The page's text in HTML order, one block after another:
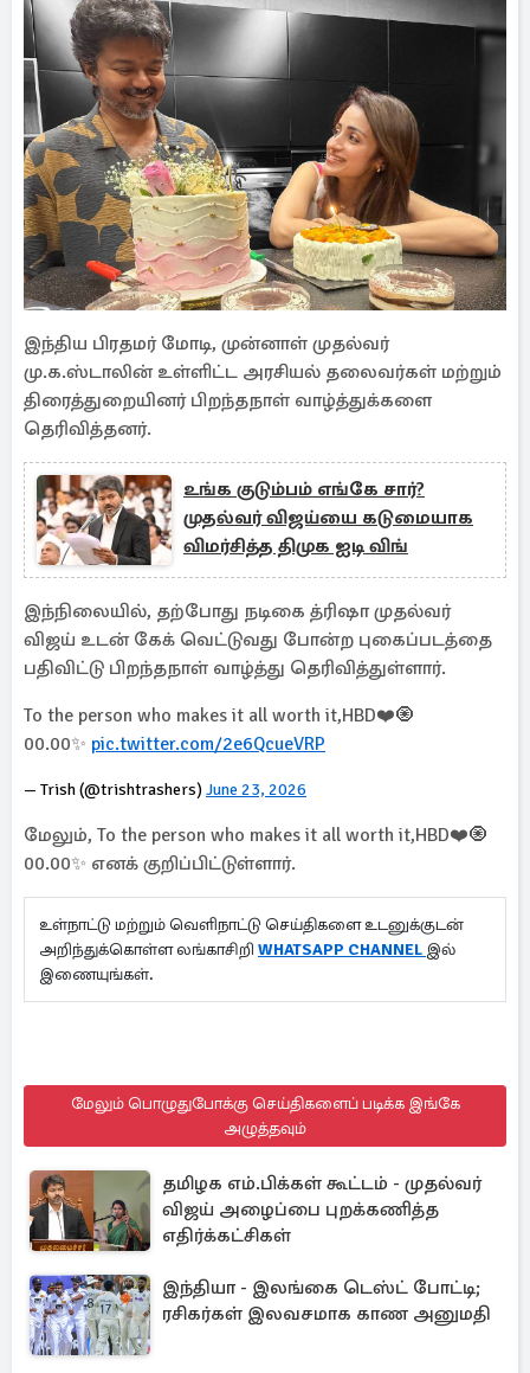
இந்திய பிரதமர் மோடி, முன்னாள் முதல்வர்
மு.க.ஸ்டாலின் உள்ளிட்ட அரசியல் தலைவர்கள் மற்றும்
திரைத்துறையினர் பிறந்தநாள் வாழ்த்துக்களை
தெரிவித்தனர்.
உங்க குடும்பம் எங்கே சார்?
முதல்வர் விஜய்யை கடுமையாக
விமர்சித்த திமுக ஐடி விங்
இந்நிலையில், தற்போது நடிகை த்ரிஷா முதல்வர்
விஜய் உடன் கேக் வெட்டுவது போன்ற புகைப்படத்தை
பதிவிட்டு பிறந்தநாள் வாழ்த்து தெரிவித்துள்ளார்.
To the person who makes it all worth it,HBD❤️🧿
00.00✨ pic.twitter.com/2e6QcueVRP
— Trish (@trishtrashers) June 23, 2026
மேலும், To the person who makes it all worth it,HBD❤️🧿
00.00✨ எனக் குறிப்பிட்டுள்ளார்.
உள்நாட்டு மற்றும் வெளிநாட்டு செய்திகளை உடனுக்குடன்
அறிந்துக்கொள்ள லங்காசிறி WHATSAPP CHANNEL இல்
இணையுங்கள்.
மேலும் பொழுதுபோக்கு செய்திகளைப் படிக்க இங்கே
அழுத்தவும்
தமிழக எம்.பிக்கள் கூட்டம் - முதல்வர்
விஜய் அழைப்பை புறக்கணித்த
எதிர்க்கட்சிகள்
இந்தியா - இலங்கை டெஸ்ட் போட்டி;
ரசிகர்கள் இலவசமாக காண அனுமதி